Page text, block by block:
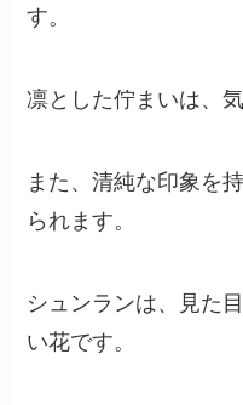
す。
凛とした佇まいは、
また、清純な印象を
られます。
シュンランは、見た
い花です。